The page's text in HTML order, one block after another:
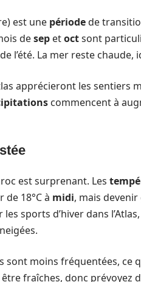
est une périodede
desep etoctsont
l’été. La mer reste
apprécieront les sentiers
commencent à
est surprenant. Les
de 18°C à midi, mais
les sports d’hiver dans
sont moins fréquentées, ce
fraîches, donc prévoyez